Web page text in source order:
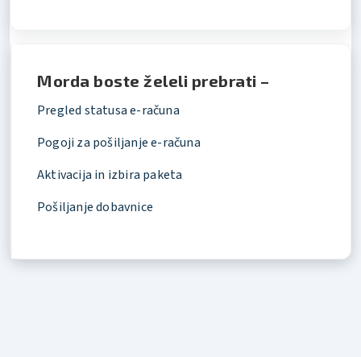
Morda boste želeli prebrati –
Pregled statusa e-računa
Pogoji za pošiljanje e-računa
Aktivacija in izbira paketa
Pošiljanje dobavnice